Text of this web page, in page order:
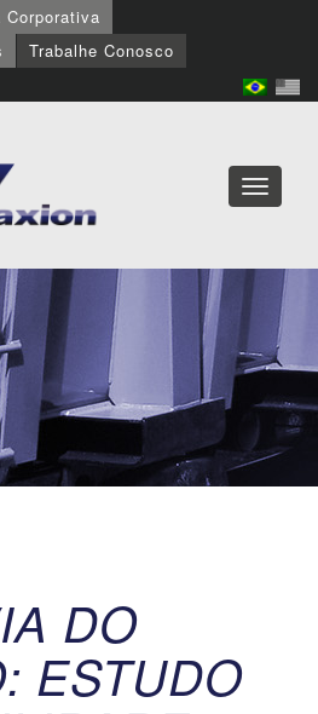
Corporativa
Trabalhe Conosco
DO
ESTUDO